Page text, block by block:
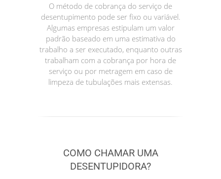
O método de cobrança do serviço de
desentupimento pode ser fixo ou variável.
Algumas empresas estipulam um valor
padrão baseado em uma estimativa do
trabalho a ser executado, enquanto outras
trabalham com a cobrança por hora de
serviço ou por metragem em caso de
limpeza de tubulações mais extensas.
COMO CHAMAR UMA
DESENTUPIDORA?